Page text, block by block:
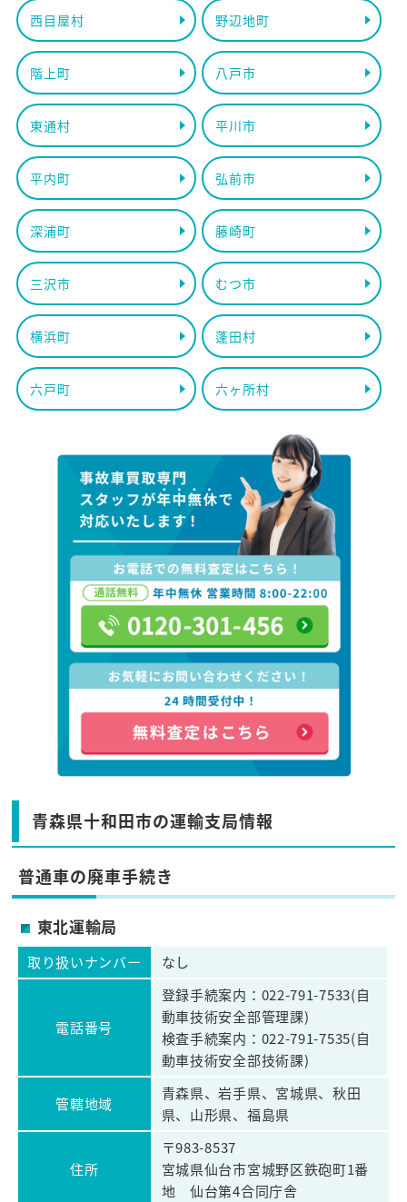
西目屋村 野辺地町
階上町 八戸市
東通村 平川市
平内町 弘前市
深浦町 藤崎町
三沢市 むつ市
横浜町 蓬田村
六戸町 六ヶ所村
青森県十和田市の運輸支局情報
普通車の廃車手続き
東北運輸局
取り扱いナンバー なし
電話番号
登録手続案内：022-791-7533(自
動車技術安全部管理課)
検査手続案内：022-791-7535(自
動車技術安全部技術課)
管轄地域
青森県、岩手県、宮城県、秋田
県、山形県、福島県
住所
〒983-8537
宮城県仙台市宮城野区鉄砲町1番
地 仙台第4合同庁舎